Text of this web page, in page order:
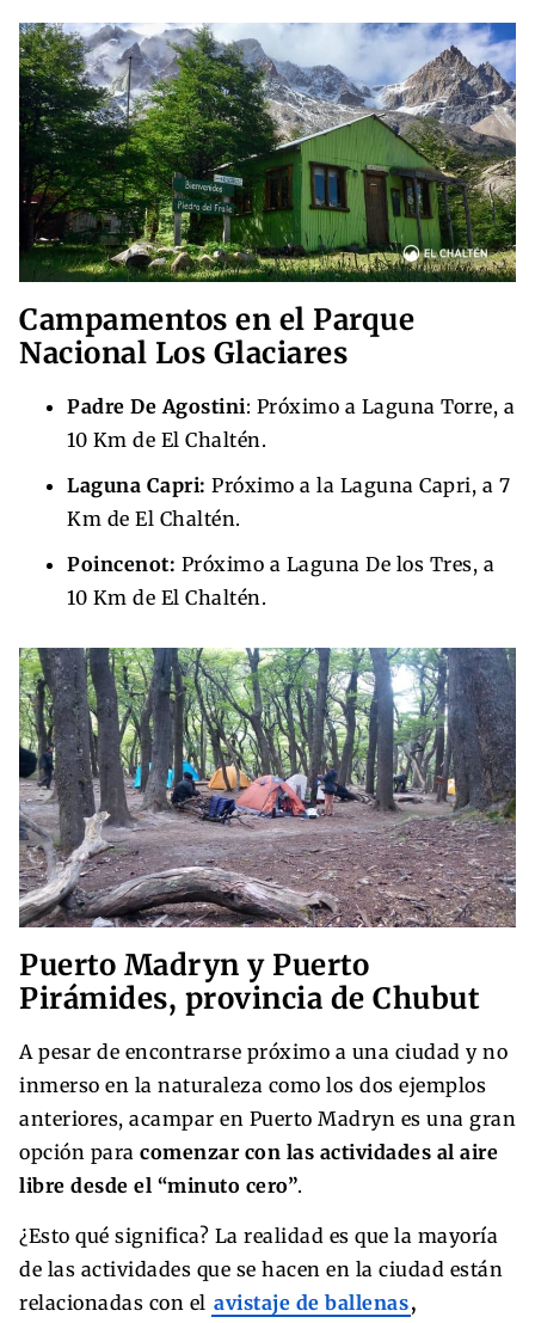
Campamentos en el Parque
Nacional Los Glaciares
Padre De Agostini: Próximo a Laguna Torre, a
10 Km de El Chaltén.
Laguna Capri: Próximo a la Laguna Capri, a 7
Km de El Chaltén.
Poincenot: Próximo a Laguna De los Tres, a
10 Km de El Chaltén.
Puerto Madryn y Puerto
Pirámides, provincia de Chubut
A pesar de encontrarse próximo a una ciudad y no
inmerso en la naturaleza como los dos ejemplos
anteriores, acampar en Puerto Madryn es una gran
opción para comenzar con las actividades al aire
libre desde el “minuto cero”.
¿Esto qué significa? La realidad es que la mayoría
de las actividades que se hacen en la ciudad están
relacionadas con el avistaje de ballenas,